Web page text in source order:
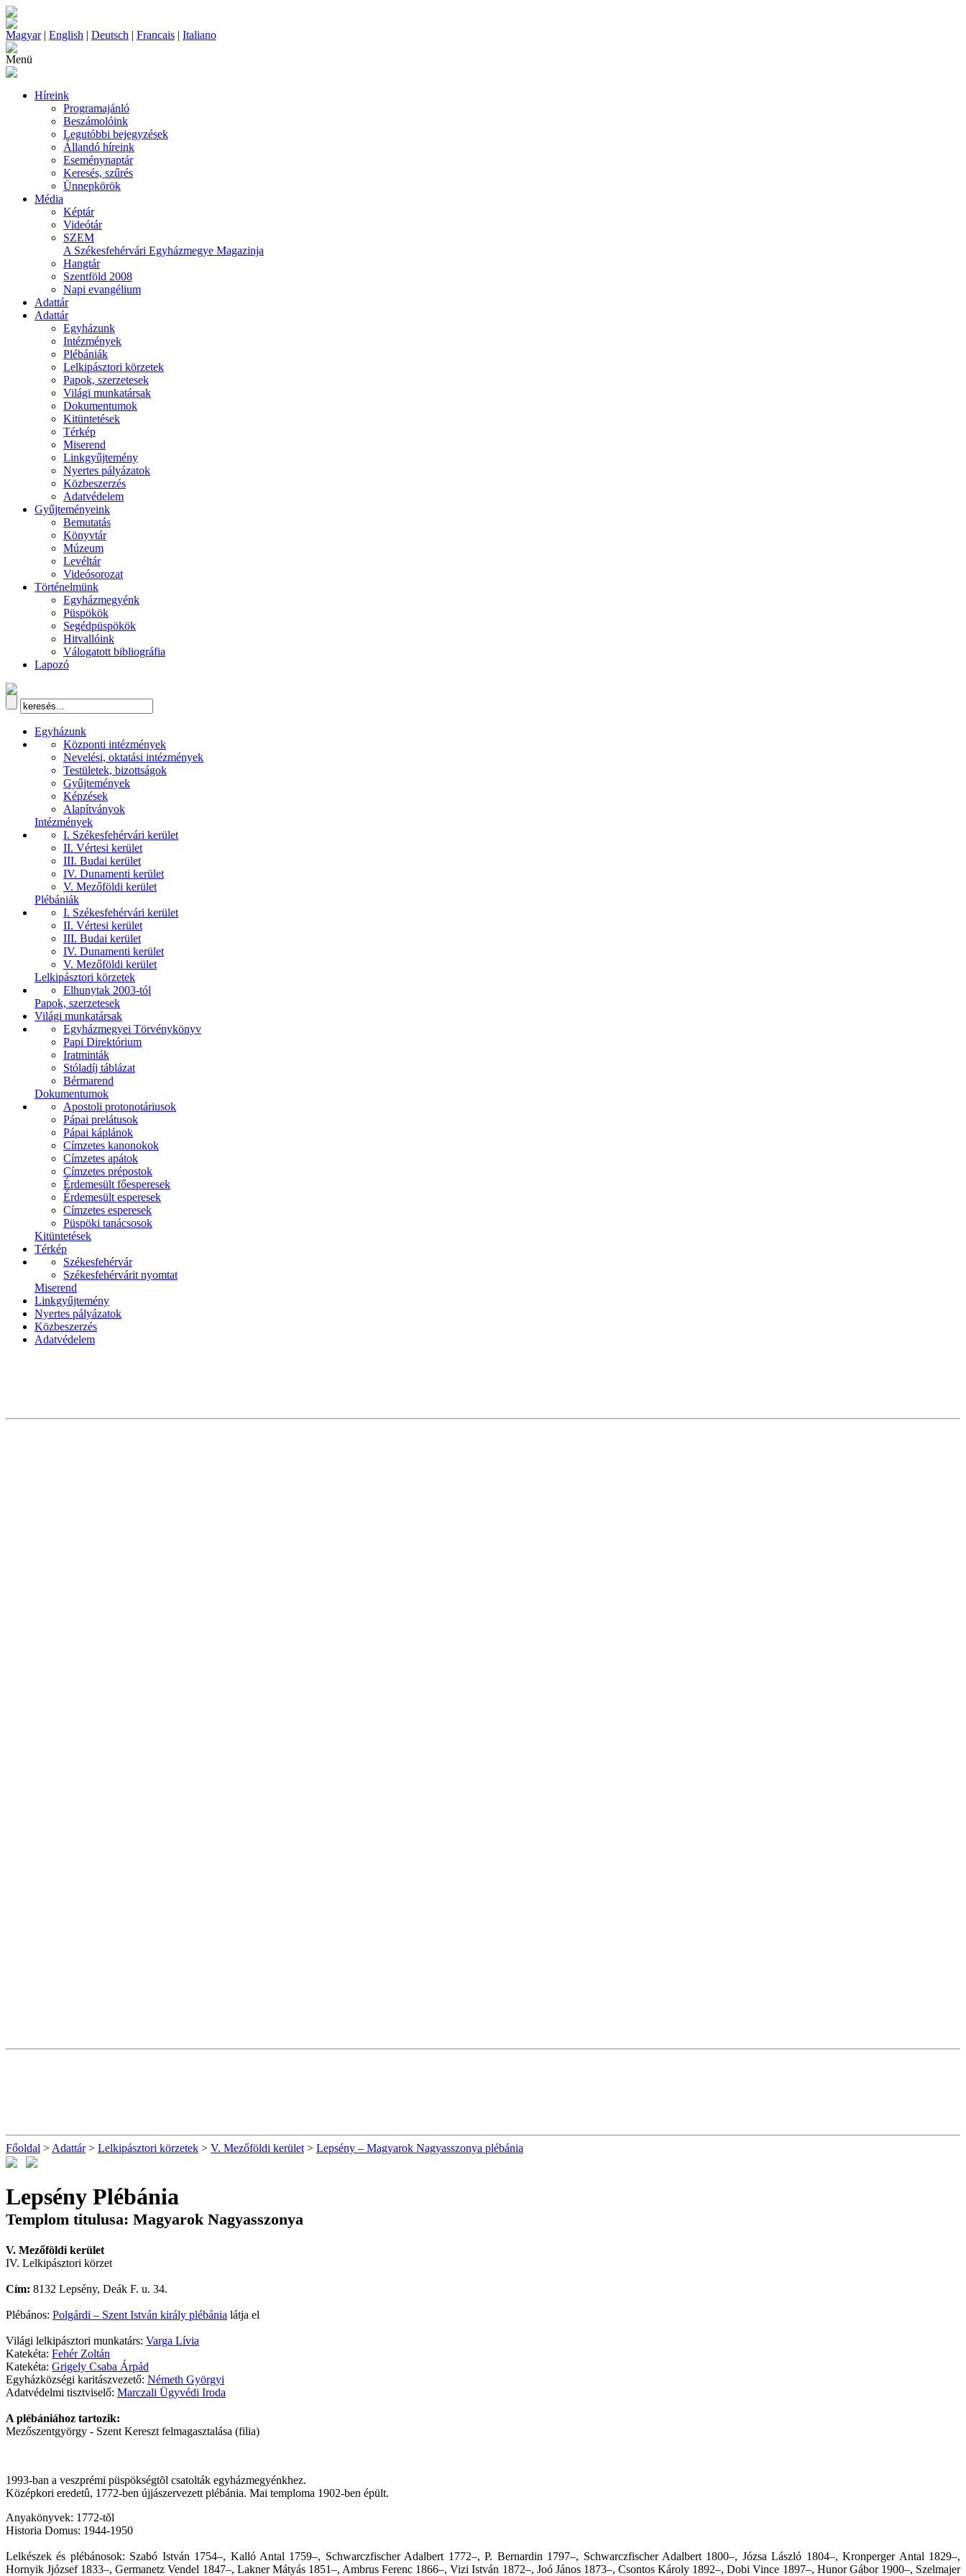
Magyar| English | Deutsch | Francais | Italiano
Menü
Híreink
Programajánló
Beszámolóink
Legutóbbi bejegyzések
Állandó híreink
Eseménynaptár
Keresés, szűrés
Ünnepkörök
Média
Képtár
Videótár
SZEM
A Székesfehérvári Egyházmegye Magazinja
Hangtár
Szentföld 2008
Napi evangélium
Adattár
Adattár
Egyházunk
Intézmények
Plébániák
Lelkipásztori körzetek
Papok, szerzetesek
Világi munkatársak
Dokumentumok
Kitüntetések
Térkép
Miserend
Linkgyűjtemény
Nyertes pályázatok
Közbeszerzés
Adatvédelem
Gyűjteményeink
Bemutatás
Könyvtár
Múzeum
Levéltár
Videósorozat
Történelmünk
Egyházmegyénk
Püspökök
Segédpüspökök
Hitvallóink
Válogatott bibliográfia
Lapozó
Egyházunk
Központi intézmények
Nevelési, oktatási intézmények
Testületek, bizottságok
Gyűjtemények
Képzések
Alapítványok
Intézmények
I. Székesfehérvári kerület
II. Vértesi kerület
III. Budai kerület
IV. Dunamenti kerület
V. Mezőföldi kerület
Plébániák
I. Székesfehérvári kerület
II. Vértesi kerület
III. Budai kerület
IV. Dunamenti kerület
V. Mezőföldi kerület
Lelkipásztori körzetek
Elhunytak 2003-tól
Papok, szerzetesek
Világi munkatársak
Egyházmegyei Törvénykönyv
Papi Direktórium
Iratminták
Stóladíj táblázat
Bérmarend
Dokumentumok
Apostoli protonotáriusok
Pápai prelátusok
Pápai káplánok
Címzetes kanonokok
Címzetes apátok
Címzetes prépostok
Érdemesült főesperesek
Érdemesült esperesek
Címzetes esperesek
Püspöki tanácsosok
Kitüntetések
Térkép
Székesfehérvár
Székesfehérvárit nyomtat
Miserend
Linkgyűjtemény
Nyertes pályázatok
Közbeszerzés
Adatvédelem
Főoldal > Adattár> Lelkipásztori körzetek > V. Mezőföldi kerület > Lepsény – Magyarok Nagyasszonya plébánia
Lepsény Plébánia
Templom titulusa: Magyarok Nagyasszonya
V. Mezőföldi kerület
IV. Lelkipásztori körzet
Cím: 8132 Lepsény, Deák F. u. 34.
Plébános: Polgárdi – Szent István király plébánia látja el
Világi lelkipásztori munkatárs: Varga Lívia
Katekéta: Fehér Zoltán
Katekéta: Grigely Csaba Árpád
Egyházközségi karitászvezető: Németh Györgyi
Adatvédelmi tisztviselő: Marczali Ügyvédi Iroda
A plébániához tartozik:
Mezőszentgyörgy - Szent Kereszt felmagasztalása (filia)
1993-ban a veszprémi püspökségtõl csatolták egyházmegyénkhez.
Középkori eredetû, 1772-ben újjászervezett plébánia. Mai temploma 1902-ben épült.
Anyakönyvek: 1772-tõl
Historia Domus: 1944-1950
Lelkészek és plébánosok: Szabó István 1754–, Kalló Antal 1759–, Schwarczfischer Adalbert 1772–, P. Bernardin 1797–, Schwarczfischer Adalbert 1800–, Józsa László 1804–, Kronperger Antal 1829–,
Hornyik Jjózsef 1833–, Germanetz Vendel 1847–, Lakner Mátyás 1851–, Ambrus Ferenc 1866–, Vizi István 1872–, Joó János 1873–, Csontos Károly 1892–, Dobi Vince 1897–, Hunor Gábor 1900–, Szelmajer